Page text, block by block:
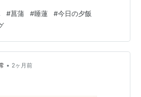
、なんせ重い。普段、掃除機をかけ
いう ことになる。買ってもらって言
いつも掃除機をかけるたびに腹が 立
い私の心とは裏腹にお花の写真。誰
が来たらた だひたすらに咲き、時期
く散るという花…
#菖蒲 #睡蓮 #今日の夕飯
• 2ヶ月前